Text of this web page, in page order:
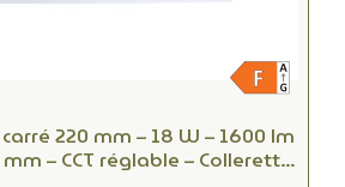
220 mm – 18 W – 1600 lm
– CCT réglable – Collerette